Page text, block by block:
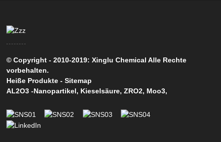
© Copyright - 2010-2019: Xinglu Chemical Alle Rechte
vorbehalten.
Heiße Produkte -Sitemap
AL2O3 -Nanopartikel, Kieselsäure,ZRO2, Moo3,